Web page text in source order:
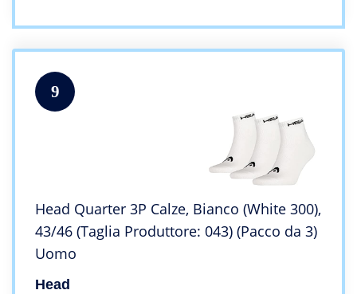
9
Head Quarter 3P Calze, Bianco (White 300),
43/46 (Taglia Produttore: 043) (Pacco da 3)
Uomo
Head